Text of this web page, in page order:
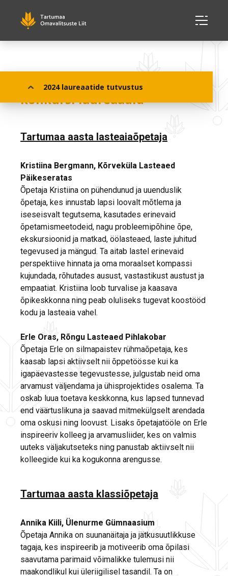
2024 laureaatide tutvustus
Aasta õpetaja 2024 Tartumaa
konkursi laureaadid
Tartumaa aasta lasteaiaõpetaja
Kristiina Bergmann, Kõrveküla Lasteaed
Päikeseratas
Õpetaja Kristiina on pühendunud ja uuenduslik
õpetaja, kes innustab lapsi loovalt mõtlema ja
iseseisvalt tegutsema, kasutades erinevaid
õpetamismeetodeid, nagu probleemipõhine õpe,
ekskursioonid ja matkad, öölasteaed, laste juhitud
tegevused ja mängud. Ta aitab lastel erinevaid
perspektiive hinnata ja oma moraalset kompassi
kujundada, rõhutades ausust, vastastikust austust ja
empaatiat. Kristiina loob turvalise ja kaasava
õpikeskkonna ning peab oluliseks tugevat koostööd
kodu ja lasteaia vahel.
Erle Oras, Rõngu Lasteaed Pihlakobar
Õpetaja Erle on silmapaistev rühmaõpetaja, kes
kaasab lapsi aktiivselt nii õppetöösse kui ka
igapäevastesse tegevustesse, julgustab neid oma
arvamust väljendama ja ühisprojektides osalema. Ta
oskab luua toetava keskkonna, kus lapsed tunnevad
end väärtuslikuna ja saavad mitmekülgselt arendada
oma oskusi ning loovust. Lisaks õpetajatööle on Erle
inspireeriv kolleeg ja arvamusliider, kes on valmis
uuteks väljakutseteks ning panustab aktiivselt nii
kolleegide kui ka kogukonna arengusse.
Tartumaa aasta klassiõpetaja
Annika Kiili, Ülenurme Gümnaasium
Õpetaja Annika on suunanäitaja ja jätkusuutlikkuse
tagaja, kes inspireerib ja motiveerib oma õpilasi
saavutama parimaid võimalikke tulemusi nii
maakondlikul kui üleriigilisel tasandil. Ta on